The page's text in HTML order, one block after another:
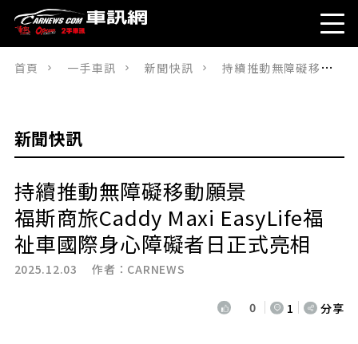
首頁 一手車訊 新聞快訊 持續推動無障礙移動願景福斯商旅Caddy Maxi EasyLife福祉車國際身心障礙者日正式亮相
新聞快訊
持續推動無障礙移動願景
福斯商旅Caddy Maxi EasyLife福
祉車國際身心障礙者日正式亮相
2025.12.03 作者： CARNEWS
0 1 分享